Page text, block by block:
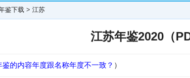
鉴下载 > 江苏
江苏年鉴2020（
鉴的内容年度跟名称年度不一致？ ）